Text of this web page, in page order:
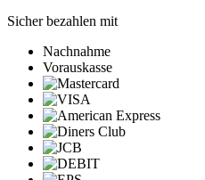
Sicher bezahlen mit
Nachnahme
Vorauskasse